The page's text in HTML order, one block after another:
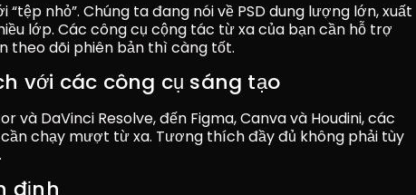
nhỏ”. Chúng ta đang nói về PSD dung lượng lớn, xuất
lớp. Các công cụ cộng tác từ xa của bạn cần hỗ trợ
theo dõi phiên bản thì càng tốt.
với các công cụ sáng tạo
và DaVinci Resolve, đến Figma, Canva và Houdini, các
chạy mượt từ xa. Tương thích đầy đủ không phải tùy
định